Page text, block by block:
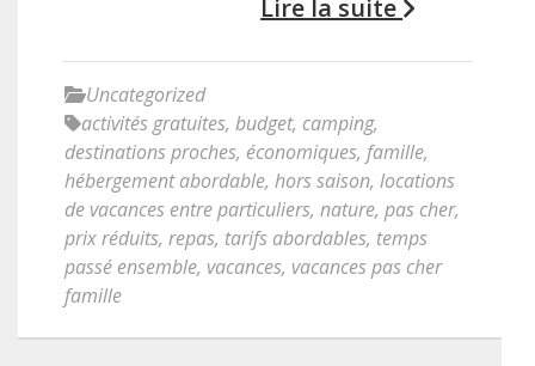
Lire la suite
Uncategorized
activités gratuites, budget, camping,
destinations proches, économiques, famille,
hébergement abordable, hors saison, locations
de vacances entre particuliers, nature, pas cher,
prix réduits, repas, tarifs abordables, temps
passé ensemble, vacances, vacances pas cher
famille